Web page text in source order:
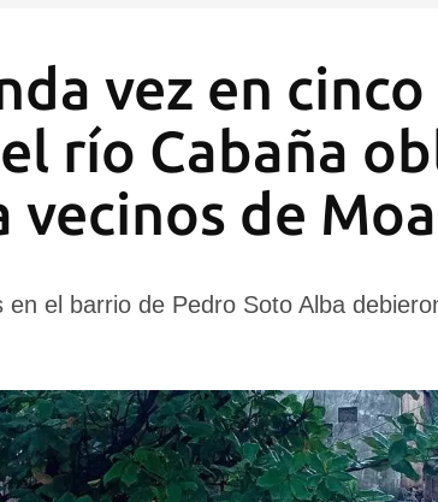
vez en
río Cabaña
vecinos de Moa
en el barrio de Pedro Soto Alba